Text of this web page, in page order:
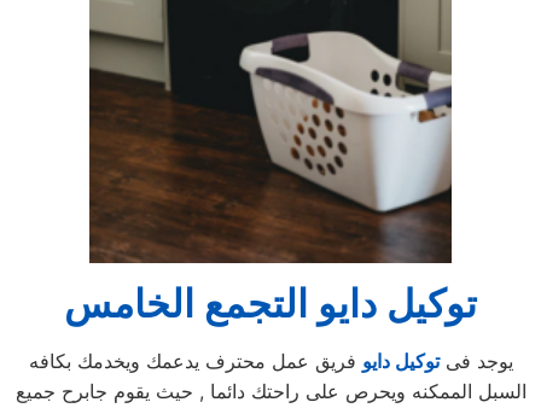
توكيل دايو التجمع الخامس
يوجد فىتوكيل دايو فريق عمل محترف يدعمك ويخدمك بكافه
السبل الممكنه ويحرص على راحتك دائما , حيث يقوم جابرح جميع